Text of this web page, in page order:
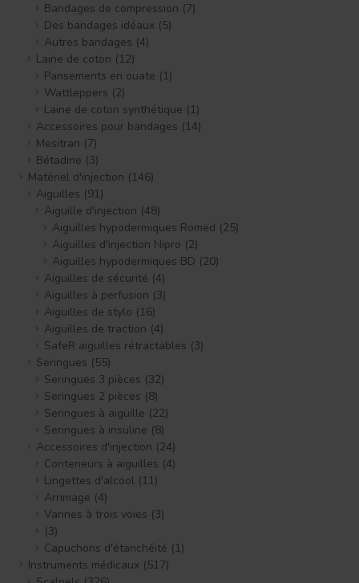
Bandages de compression (7)
Des bandages idéaux (5)
Autres bandages (4)
Laine de coton (12)
Pansements en ouate (1)
Wattleppers (2)
Laine de coton synthétique (1)
Accessoires pour bandages (14)
Mesitran (7)
Bétadine (3)
Matériel d'injection (146)
Aiguilles (91)
Aiguille d'injection (48)
Aiguilles hypodermiques Romed (25)
Aiguilles d'injection Nipro (2)
Aiguilles hypodermiques BD (20)
Aiguilles de sécurité (4)
Aiguilles à perfusion (3)
Aiguilles de stylo (16)
Aiguilles de traction (4)
SafeR aiguilles rétractables (3)
Seringues (55)
Seringues 3 pièces (32)
Seringues 2 pièces (8)
Seringues à aiguille (22)
Seringues à insuline (8)
Accessoires d'injection (24)
Conteneurs à aiguilles (4)
Lingettes d'alcool (11)
Arrimage (4)
Vannes à trois voies (3)
(3)
Capuchons d'étanchéité (1)
Instruments médicaux (517)